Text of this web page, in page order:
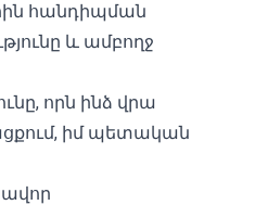
հանդիպման
և ամբողջ
որն ինձ վրա
իմ պետական